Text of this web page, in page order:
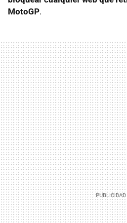
MotoGP.